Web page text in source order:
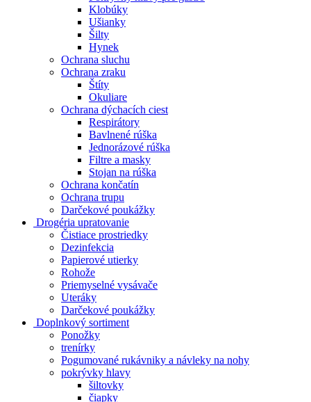
Klobúky
Ušianky
Šilty
Hynek
Ochrana sluchu
Ochrana zraku
Štíty
Okuliare
Ochrana dýchacích ciest
Respirátory
Bavlnené rúška
Jednorázové rúška
Filtre a masky
Stojan na rúška
Ochrana končatín
Ochrana trupu
Darčekové poukážky
Drogéria upratovanie
Čistiace prostriedky
Dezinfekcia
Papierové utierky
Rohože
Priemyselné vysávače
Uteráky
Darčekové poukážky
Doplnkový sortiment
Ponožky
trenírky
Pogumované rukávniky a návleky na nohy
pokrývky hlavy
šiltovky
čiapky